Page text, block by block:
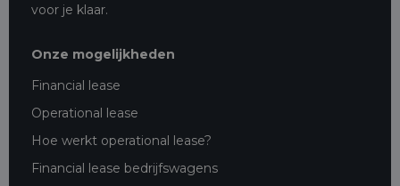
voor je klaar.
Onze mogelijkheden
Financial lease
Operational lease
Hoe werkt operational lease?
Financial lease bedrijfswagens